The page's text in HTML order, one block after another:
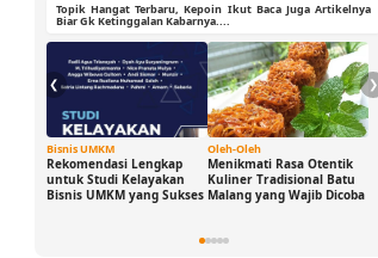
Topik Hangat Terbaru, Kepoin Ikut Baca Juga Artikelnya
Biar Gk Ketinggalan Kabarnya....
Bisnis UMKM
Rekomendasi Lengkap
untuk Studi Kelayakan
Bisnis UMKM yang Sukses
Oleh-Oleh
Menikmati Rasa Otentik
Kuliner Tradisional Batu
Malang yang Wajib Dicoba
❮ ❯